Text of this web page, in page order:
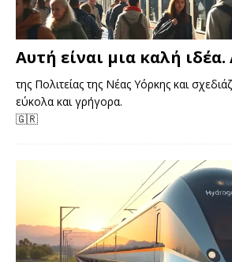
Αυτή είναι μια καλή
της Πολιτείας της Νέας Υόρκης και
εύκολα και γρήγορα.
🇬🇷